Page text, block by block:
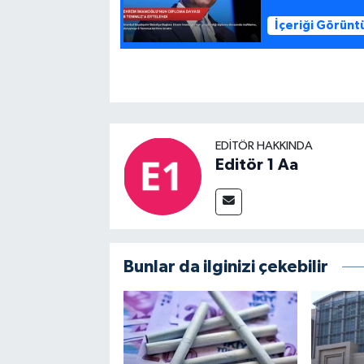
İçeriği
EDITÖR HAKKINDA
Editör 1 Aa
Bunlar da ilginizi çekebilir